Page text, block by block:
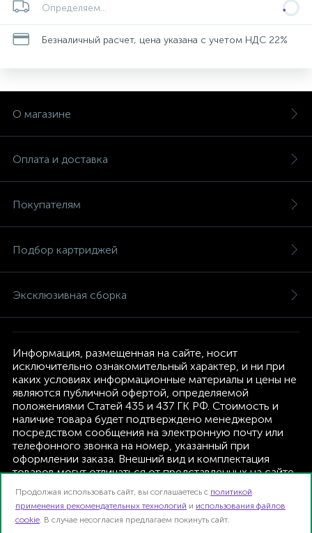
Определяем...
Безналичный расчет, цена указана с учетом НДС 22%
О магазине
Оплата и доставка
Покупателям
Подбор картриджей
Эксклюзивная сборка
Информация, размещенная на сайте, носит
исключительно ознакомительный характер, и ни при
каких условиях информационные материалы и цены не
являются публичной офертой, определяемой
положениями Статей 435 и 437 ГК РФ. Стоимость и
наличие товара будет подтверждено менеджером
посредством сообщения на электронную почту или
телефонного звонка на номер, указанный при
оформлении заказа. Внешний вид и комплектация
товаров могут отличаться от представленных на сайте.
текущую комплектацию, без дополнительного
уведомления.
Продолжая использовать сайт, вы соглашаетесь с политикой
применения рекомендательных технологий и использования файлов
cookie. В случае несогласия предлагаем покинуть сайт.